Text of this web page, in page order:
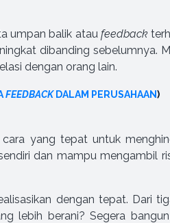
umpan balik atau feedback
dibanding sebelumnya.
dengan orang lain.
FEEDBACKDALAM PERUSAHAAN)
yang tepat untuk
dan mampu mengambil
dengan tepat. Dari
lebih berani? Segera